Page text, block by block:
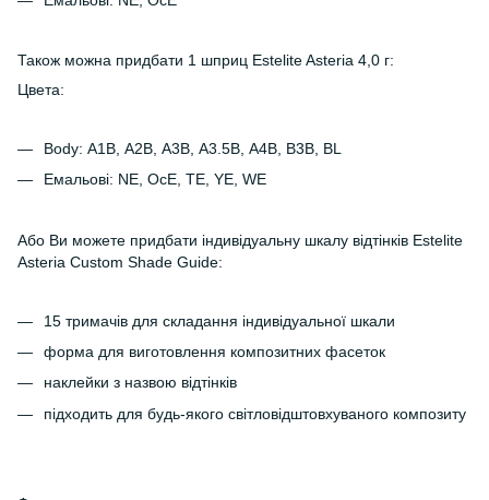
Також можна придбати 1 шприц Estelite Asteria 4,0 г:
Цвета:
Body: А1В, А2В, А3В, А3.5В, А4В, В3В, BL
Емальові: NE, OcE, TE, YE, WE
Або Ви можете придбати індивідуальну шкалу відтінків Estelite
Asteria Custom Shade Guide:
15 тримачів для складання індивідуальної шкали
форма для виготовлення композитних фасеток
наклейки з назвою відтінків
підходить для будь-якого світловідштовхуваного композиту